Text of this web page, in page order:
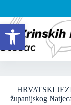
Open
HRVATSKI
županijskog